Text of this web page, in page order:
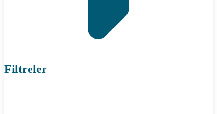
Filtreler